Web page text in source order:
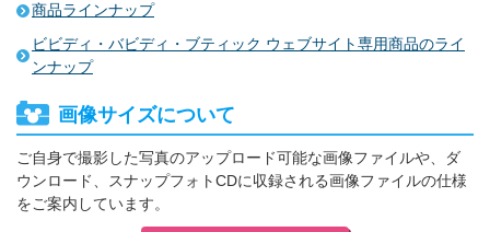
商品ラインナップ
ビビディ・バビディ・ブティック ウェブサイト専用商品のライ
ンナップ
画像サイズについて
ご自身で撮影した写真のアップロード可能な画像ファイルや、ダ
ウンロード、スナップフォトCDに収録される画像ファイルの仕様
をご案内しています。